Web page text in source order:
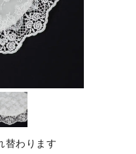
/雑貨
替わります